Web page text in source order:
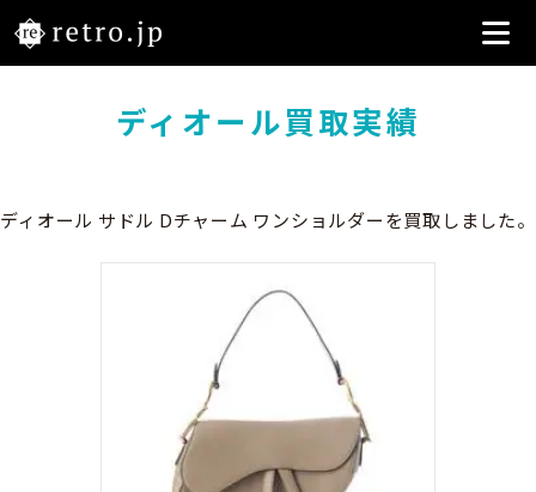
ディオール買取実績
ディオール サドル Dチャーム ワンショルダーを買取しました。